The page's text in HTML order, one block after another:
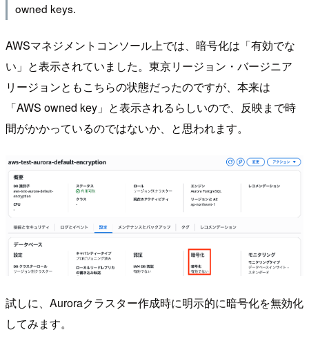
owned keys.
AWSマネジメントコンソール上では、暗号化は「有効でな
い」と表示されていました。東京リージョン・バージニア
リージョンともこちらの状態だったのですが、本来は
「AWS owned key」と表示されるらしいので、反映まで時
間がかかっているのではないか、と思われます。
試しに、Auroraクラスター作成時に明示的に暗号化を無効化
してみます。